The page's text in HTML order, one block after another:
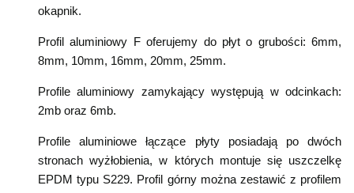
okapnik.
Profil aluminiowy F oferujemy do płyt o grubości: 6mm,
8mm, 10mm, 16mm, 20mm, 25mm.
Profile aluminiowy zamykający występują w odcinkach:
2mb oraz 6mb.
Profile aluminiowe łączące płyty posiadają po dwóch
stronach wyżłobienia, w których montuje się uszczelkę
EPDM typu S229. Profil górny można zestawić z profilem